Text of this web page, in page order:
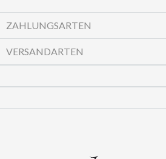
ZAHLUNGSARTEN
VERSANDARTEN